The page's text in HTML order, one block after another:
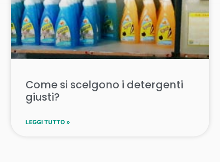
Come si scelgono i detergenti
giusti?
LEGGI TUTTO »